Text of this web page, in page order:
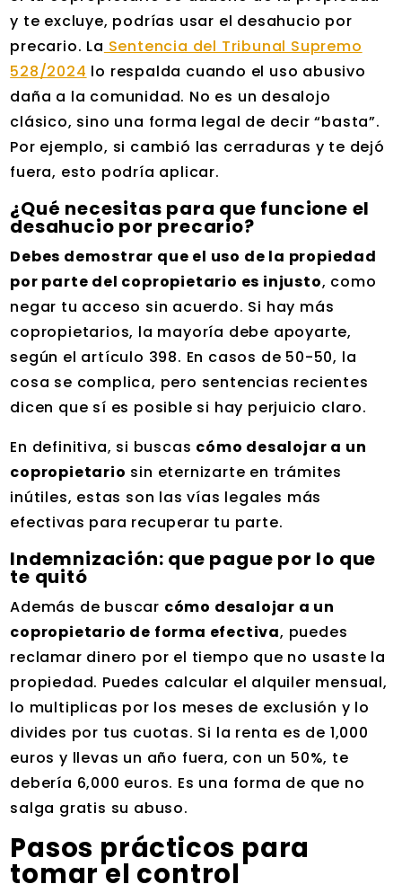
y te excluye, podrías usar el desahucio por
precario. La Sentencia del Tribunal Supremo
528/2024 lo respalda cuando el uso abusivo
daña a la comunidad. No es un desalojo
clásico, sino una forma legal de decir “basta”.
Por ejemplo, si cambió las cerraduras y te dejó
fuera, esto podría aplicar.
¿Qué necesitas para que funcione el
desahucio por precario?
Debes demostrar que el uso de la propiedad
por parte del copropietario es injusto, como
negar tu acceso sin acuerdo. Si hay más
copropietarios, la mayoría debe apoyarte,
según el artículo 398. En casos de 50-50, la
cosa se complica, pero sentencias recientes
dicen que sí es posible si hay perjuicio claro.
En definitiva, si buscas cómo desalojar a un
copropietario sin eternizarte en trámites
inútiles, estas son las vías legales más
efectivas para recuperar tu parte.
Indemnización: que pague por lo que
te quitó
Además de buscar cómo desalojar a un
copropietario de forma efectiva, puedes
reclamar dinero por el tiempo que no usaste la
propiedad. Puedes calcular el alquiler mensual,
lo multiplicas por los meses de exclusión y lo
divides por tus cuotas. Si la renta es de 1,000
euros y llevas un año fuera, con un 50%, te
debería 6,000 euros. Es una forma de que no
salga gratis su abuso.
Pasos prácticos para
tomar el control